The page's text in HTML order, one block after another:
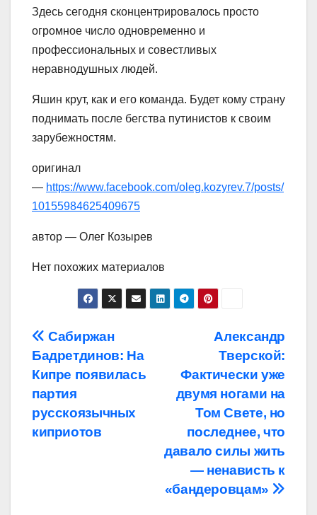
Здесь сегодня сконцентрировалось просто
огромное число одновременно и
профессиональных и совестливых
неравнодушных людей.
Яшин крут, как и его команда. Будет кому страну
поднимать после бегства путинистов к своим
зарубежностям.
оригинал
— https://www.facebook.com/oleg.kozyrev.7/posts/
10155984625409675
автор — Олег Козырев
Нет похожих материалов
Навигация
по
записям
Александр
Тверской:
Фактически уже
двумя ногами на
Том Свете, но
последнее, что
давало силы жить
— ненависть к
«бандеровцам»
Сабиржан
Бадретдинов: На
Кипре появилась
партия
русскоязычных
киприотов